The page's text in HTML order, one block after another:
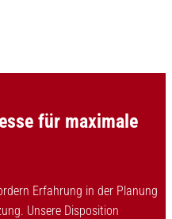
für maximale
Erfahrung in der Planung
Unsere Disposition